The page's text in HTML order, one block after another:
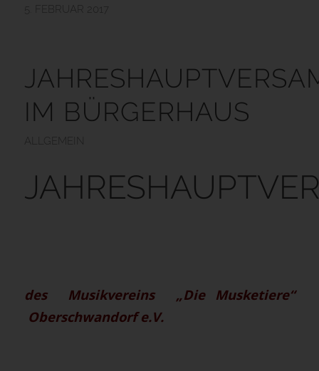
IM BÜRGERHAUS
des Musikvereins „Die Musketiere“
Oberschwandorf e.V.